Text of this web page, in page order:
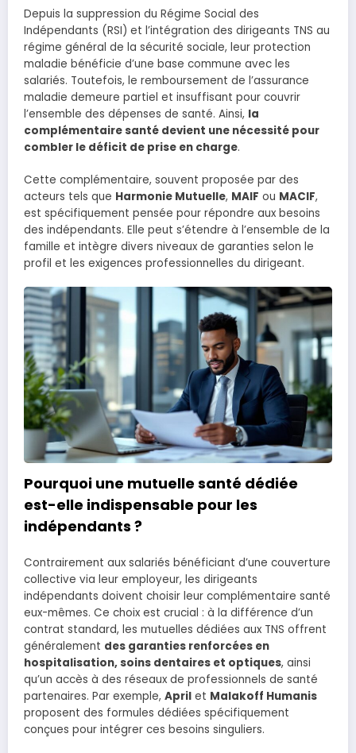
Depuis la suppression du Régime Social des
Indépendants (RSI) et l’intégration des dirigeants TNS au
régime général de la sécurité sociale, leur protection
maladie bénéficie d’une base commune avec les
salariés. Toutefois, le remboursement de l’assurance
maladie demeure partiel et insuffisant pour couvrir
l’ensemble des dépenses de santé. Ainsi, la
complémentaire santé devient une nécessité pour
combler le déficit de prise en charge.
Cette complémentaire, souvent proposée par des
acteurs tels que Harmonie Mutuelle, MAIF ou MACIF,
est spécifiquement pensée pour répondre aux besoins
des indépendants. Elle peut s’étendre à l’ensemble de la
famille et intègre divers niveaux de garanties selon le
profil et les exigences professionnelles du dirigeant.
Pourquoi une mutuelle santé dédiée
est-elle indispensable pour les
indépendants ?
Contrairement aux salariés bénéficiant d’une couverture
collective via leur employeur, les dirigeants
indépendants doivent choisir leur complémentaire santé
eux-mêmes. Ce choix est crucial : à la différence d’un
contrat standard, les mutuelles dédiées aux TNS offrent
généralement des garanties renforcées en
hospitalisation, soins dentaires et optiques, ainsi
qu’un accès à des réseaux de professionnels de santé
partenaires. Par exemple, April et Malakoff Humanis
proposent des formules dédiées spécifiquement
conçues pour intégrer ces besoins singuliers.